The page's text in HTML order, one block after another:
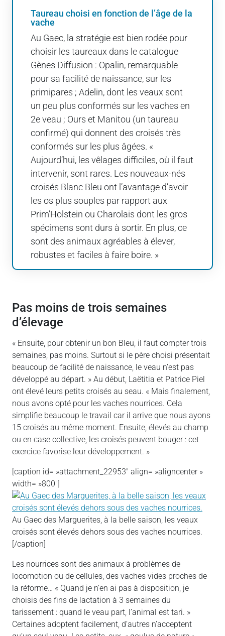
Taureau choisi en fonction de l’âge de la
vache
Au Gaec, la stratégie est bien rodée pour
choisir les taureaux dans le catalogue
Gènes Diffusion : Opalin, remarquable
pour sa facilité de naissance, sur les
primipares ; Adelin, dont les veaux sont
un peu plus conformés sur les vaches en
2e veau ; Ours et Manitou (un taureau
confirmé) qui donnent des croisés très
conformés sur les plus âgées. «
Aujourd’hui, les vêlages difficiles, où il faut
intervenir, sont rares. Les nouveaux-nés
croisés Blanc Bleu ont l’avantage d’avoir
les os plus souples par rapport aux
Prim’Holstein ou Charolais dont les gros
spécimens sont durs à sortir. En plus, ce
sont des animaux agréables à élever,
robustes et faciles à faire boire. »
Pas moins de trois semaines
d’élevage
« Ensuite, pour obtenir un bon Bleu, il faut compter trois
semaines, pas moins. Surtout si le père choisi présentait
beaucoup de facilité de naissance, le veau n’est pas
développé au départ. » Au début, Laëtitia et Patrice Piel
ont élevé leurs petits croisés au seau. « Mais finalement,
nous avons opté pour les vaches nourrices. Cela
simplifie beaucoup le travail car il arrive que nous ayons
15 croisés au même moment. Ensuite, élevés au champ
ou en case collective, les croisés peuvent bouger : cet
exercice favorise leur développement. »
[caption id= »attachment_22953″ align= »aligncenter »
width= »800″]
Au Gaec des Marguerites, à la belle saison, les veaux
croisés sont élevés dehors sous des vaches nourrices.
[/caption]
Les nourrices sont des animaux à problèmes de
locomotion ou de cellules, des vaches vides proches de
la réforme… « Quand je n’en ai pas à disposition, je
choisis des fins de lactation à 3 semaines du
tarissement : quand le veau part, l’animal est tari. »
Certaines adoptent facilement, d’autres n’acceptent